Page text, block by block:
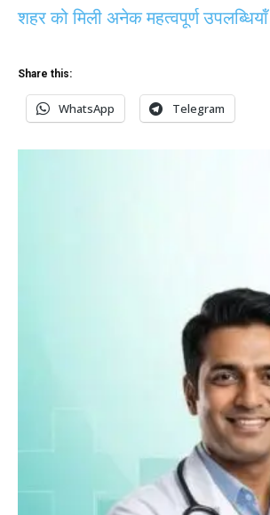
शहर को मिली अनेक महत्वपूर्ण उपलब्धियॉं
Share this:
WhatsApp Telegram